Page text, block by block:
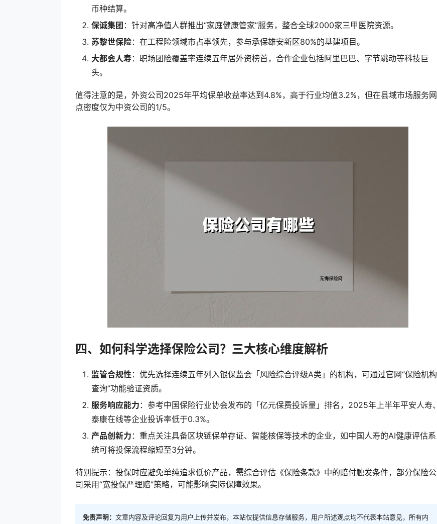
币种结算。
保诚集团 ：针对高净值人群推出“家庭健康管家”服务，整合全球2000家三甲医院资源。
苏黎世保险：在工程险领域市占率领先，参与承保雄安新区80%的基建项目。
大都会人寿：职场团险覆盖率连续五年居外资榜首，合作企业包括阿里巴巴、字节跳动等科技巨
头。
值得注意的是，外资公司2025年平均保单收益率达到4.8%，高于行业均值3.2%，但在县域市场服务网
点密度仅为中资公司的1/5。
四、如何科学选择保险公司？三大核心维度解析
监管合规性：优先选择连续五年列入银保监会「风险综合评级A类」的机构，可通过官网“保险机构
查询”功能验证资质。
服务响应能力 ：参考中国保险行业协会发布的「亿元保费投诉量」排名，2025年上半年平安人寿、
泰康在线等企业投诉率低于0.3%。
产品创新力 ：重点关注具备区块链保单存证、智能核保等技术的企业，如中国人寿的AI健康评估系
统可将投保流程缩短至3分钟。
特别提示：投保时应避免单纯追求低价产品，需综合评估《保险条款》中的赔付触发条件，部分保险公
司采用“宽投保严理赔”策略，可能影响实际保障效果。
免责声明： 文章内容及评论回复为用户上传并发布，本站仅提供信息存储服务，用户所述观点均不代表本站意见，所有内